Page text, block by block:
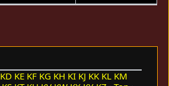
KD KE KF KG KH KI KJ KK KL KM